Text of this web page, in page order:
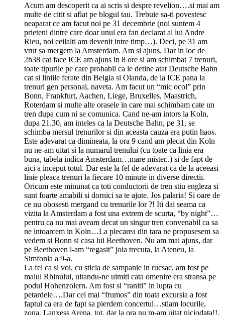
Acum am descoperit ca ai scris si despre revelion….si mai am
multe de citit si aflat pe blogul tau. Trebuie sa-ti povestesc
neaparat ce am facut noi pe 31 decembrie (noi suntem 4
prieteni dintre care doar unul era fan declarat al lui Andre
Rieu, noi ceilalti am devenit intre timp…). Deci, pe 31 am
vrut sa mergem la Amsterdam. Am si ajuns. Dar in loc de
2h38 cat face ICE am ajuns in 8 ore si am schimbat 7 trenuri,
toate tipurile pe care probabil ca le detine atat Deutsche Bahn
cat si liniile ferate din Belgia si Olanda, de la ICE pana la
trenuri gen personal, naveta. Am facut un “mic ocol” prin
Bonn, Frankfurt, Aachen, Liege, Bruxelles, Maastrich,
Roterdam si multe alte orasele in care mai schimbam cate un
tren dupa cum ni se comunica. Cand ne-am intors la Koln,
dupa 21.30, am inteles ca la Deutsche Bahn, pe 31, se
schimba mersul trenurilor si din aceasta cauza era putin haos.
Este adevarat ca dimineata, la ora 9 cand am plecat din Koln
nu ne-am uitat si la numarul trenului (cu toate ca linia era
buna, tabela indica Amsterdam…mare mister..) si de fapt de
aici a inceput totul. Dar este la fel de adevarat ca de la aceeasi
linie pleaca trenuri la fiecare 10 minute in diverse directii.
Oricum este minunat ca toti conductorii de tren stiu engleza si
sunt foarte amabili si dornici sa te ajute. Jos palaria! Si oare de
ce nu obosesti mergand cu trenurile lor ?! Iti dai seama ca
vizita la Amsterdam a fost una extrem de scurta, “by night”…
pentru ca nu mai aveam decat un singur tren convenabil ca sa
ne intoarcem in Koln…La plecarea din tara ne propusesem sa
vedem si Bonn si casa lui Beethoven. Nu am mai ajuns, dar
pe Beethoven l-am “regasit” joia trecuta, la Ateneu, la
Simfonia a 9-a.
La fel ca si voi, cu sticla de sampanie in rucsac, am fost pe
malul Rhinului, uitandu-ne uimiti cata omenire era stransa pe
podul Hohenzolern. Am fost si “raniti” in lupta cu
petardele….Dar cel mai “frumos” din toata excursia a fost
faptul ca era de fapt sa pierdem concertul…stiam locurile,
zona, Lanxess Arena, tot, dar la ora nu m-am uitat niciodata!!.